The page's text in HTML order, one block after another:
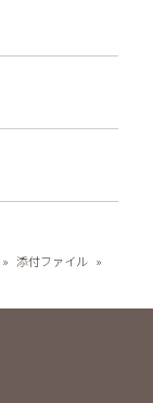
» 添付ファイル »